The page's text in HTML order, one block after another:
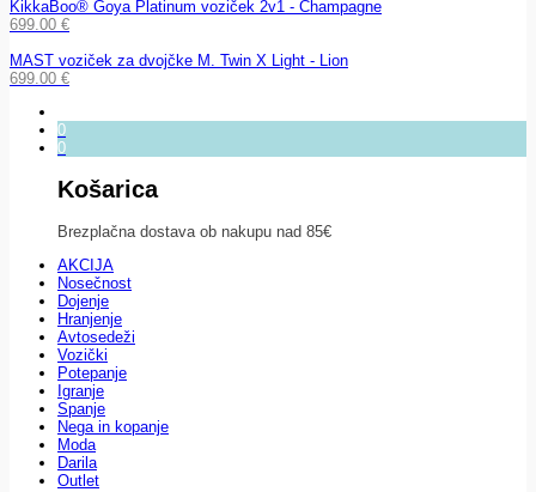
KikkaBoo® Goya Platinum voziček 2v1 - Champagne
699.00 €
MAST voziček za dvojčke M. Twin X Light - Lion
699.00 €
0
0
Košarica
Brezplačna dostava ob nakupu nad 85€
AKCIJA
Nosečnost
Dojenje
Hranjenje
Avtosedeži
Vozički
Potepanje
Igranje
Spanje
Nega in kopanje
Moda
Darila
Outlet